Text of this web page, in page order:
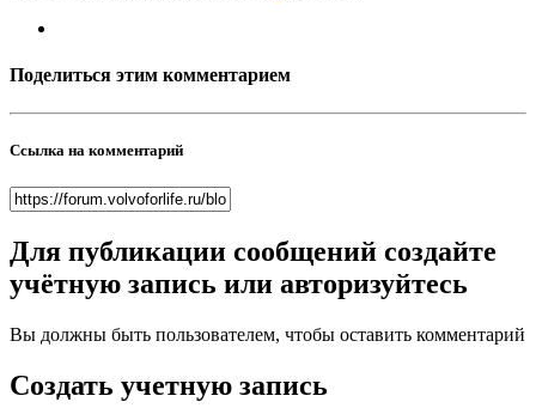
Поделиться этим комментарием
Ссылка на комментарий
Для публикации сообщений создайте
учётную запись или авторизуйтесь
Вы должны быть пользователем, чтобы оставить комментарий
Создать учетную запись